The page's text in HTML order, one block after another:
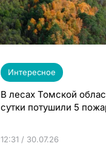
Интересное
В лесах Томской
сутки потушили 5
12:31 / 30.07.26